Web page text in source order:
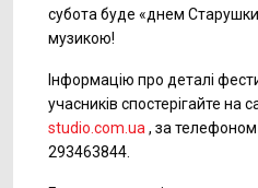
субота буде «днем
музикою!
Інформацію про деталі
учасників спостерігайте на
studio.com.ua , за
293463844.